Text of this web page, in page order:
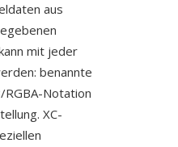
aus
mit jeder
benannte
Notation
XC-